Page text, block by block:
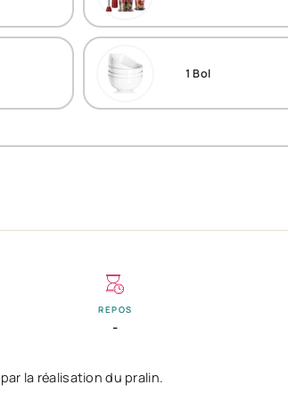
1 Bol
REPOS
-
la réalisation du pralin.